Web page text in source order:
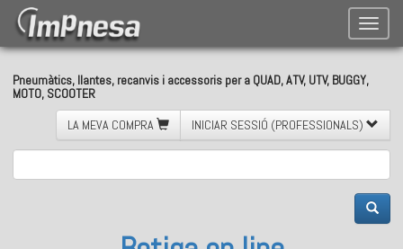
Toggle
Pneumàtics, llantes, recanvis i accessoris per a QUAD, ATV, UTV, BUGGY,
MOTO, SCOOTER
LA MEVA COMPRA
INICIAR SESSIÓ (PROFESSIONALS)